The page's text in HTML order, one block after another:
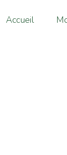
Accueil